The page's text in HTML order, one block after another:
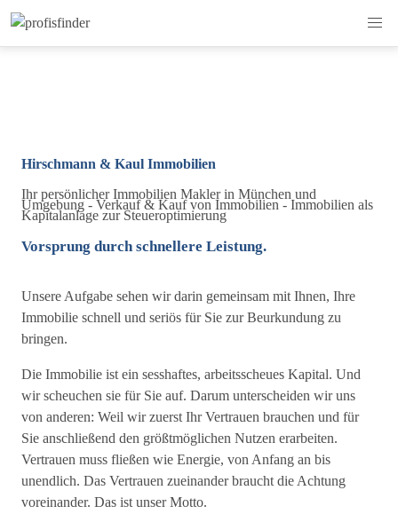
Hirschmann & Kaul Immobilien
Ihr persönlicher Immobilien Makler in München und
Umgebung - Verkauf & Kauf von Immobilien - Immobilien als
Kapitalanlage zur Steueroptimierung
Vorsprung durch schnellere Leistung.
Unsere Aufgabe sehen wir darin gemeinsam mit Ihnen, Ihre
Immobilie schnell und seriös für Sie zur Beurkundung zu
bringen.
Die Immobilie ist ein sesshaftes, arbeitsscheues Kapital. Und
wir scheuchen sie für Sie auf. Darum unterscheiden wir uns
von anderen: Weil wir zuerst Ihr Vertrauen brauchen und für
Sie anschließend den größtmöglichen Nutzen erarbeiten.
Vertrauen muss fließen wie Energie, von Anfang an bis
unendlich. Das Vertrauen zueinander braucht die Achtung
voreinander. Das ist unser Motto.